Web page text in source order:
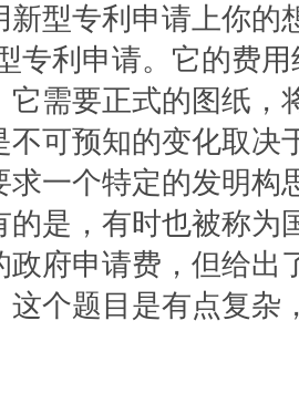
新型专利申请上你的
专利申请。它的费
它需要正式的图纸
不可预知的变化取决
求一个特定的发明构
的是，有时也被称为
政府申请费，但给出
这个题目是有点复杂